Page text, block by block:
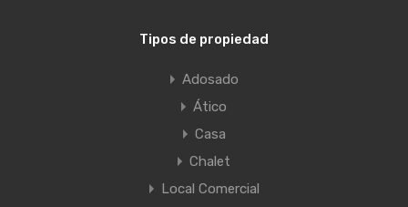
Tipos de propiedad
Adosado
Ático
Casa
Chalet
Local Comercial